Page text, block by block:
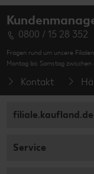
0800 / 15 28 352
Fragen rund um unsere
Montag bis Samstag
Kontakt
filiale.kaufland.de
Service